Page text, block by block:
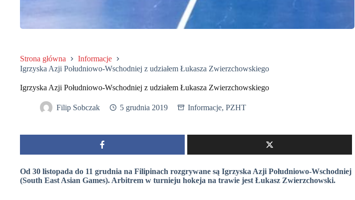
Strona główna
Informacje
Igrzyska Azji Południowo-Wschodniej z udziałem Łukasza Zwierzchowskiego
Igrzyska Azji Południowo-Wschodniej z udziałem Łukasza Zwierzchowskiego
Filip Sobczak 5 grudnia 2019 Informacje, PZHT
Od 30 listopada do 11 grudnia na Filipinach rozgrywane są Igrzyska Azji Południowo-Wschodniej
(South East Asian Games). Arbitrem w turnieju hokeja na trawie jest Łukasz Zwierzchowski.